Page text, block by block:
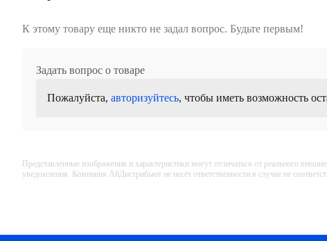
К этому товару еще никто не задал вопрос. Будьте первым!
Задать вопрос о товаре
Пожалуйста, авторизуйтесь, чтобы иметь возможность
Представленные изображения и характеристики могут отличаться от реального
уведомления. Компания АйДистрибьют не несёт ответственности в случае не